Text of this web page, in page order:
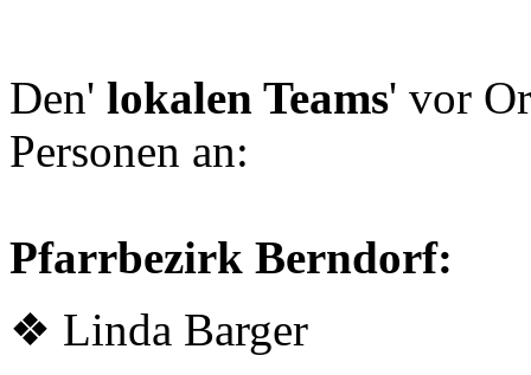
Den' lokalen Teams' vor
Personen an:
Pfarrbezirk Berndorf:
❖ Linda Barger